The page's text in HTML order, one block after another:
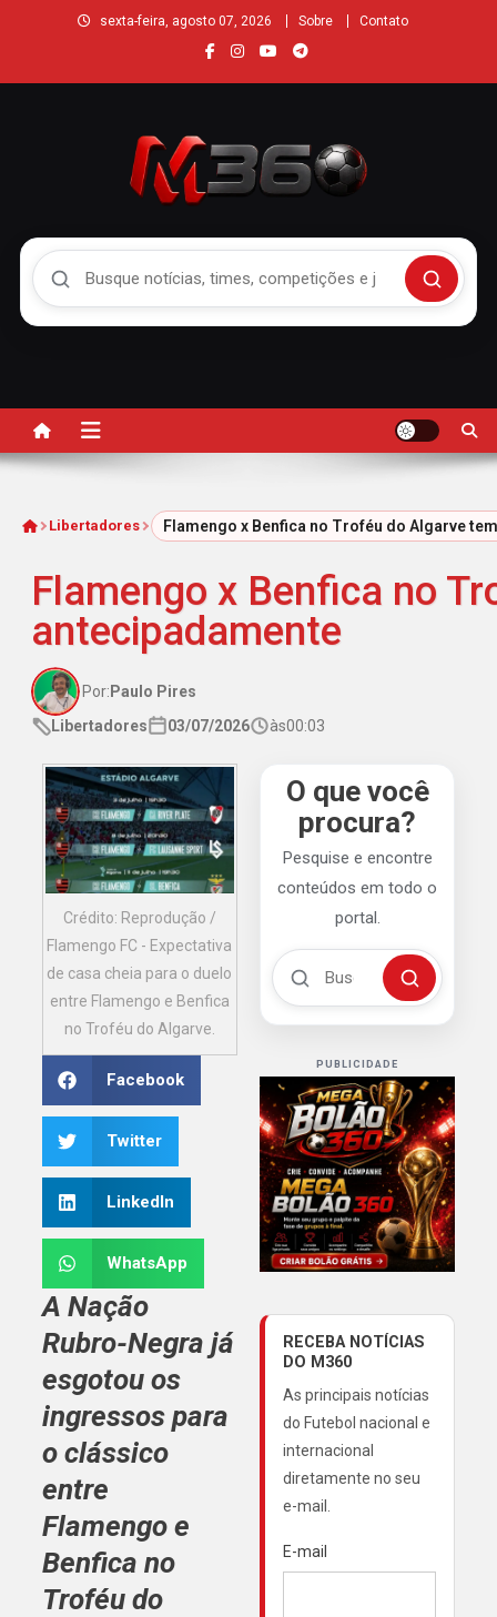
sexta-feira, agosto 07, 2026 Sobre Contato
Buscar
InícioLibertadores Flamengo x Benfica no Troféu do Algarve
Flamengo x Benfica no
antecipadamente
Por: Paulo Pires
Libertadores
03/07/2026 às00:03
Crédito: Reprodução /
Flamengo FC - Expectativa
de casa cheia para o duelo
entre Flamengo e Benfica
no Troféu do Algarve.
Facebook
Twitter
LinkedIn
WhatsApp
A Nação
Rubro-Negra já
esgotou os
ingressos para
o clássico
entre
Flamengoe
Benfica no
Troféu do
O que você
procura?
Pesquise e encontre
conteúdos em todo o
portal.
Buscar no Mengão 360
Buscar
PUBLICIDADE
RECEBA NOTÍCIAS
DO M360
As principais notícias
do Futebol nacional e
internacional
diretamente no seu
e-mail.
E-mail